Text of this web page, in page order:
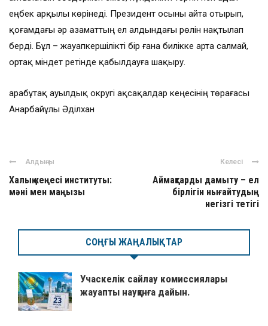
еңбек арқылы көрінеді. Президент осыны айта отырып,
қоғамдағы әр азаматтың ел алдындағы рөлін нақтылап
берді. Бұл – жауапкершілікті бір ғана билікке арта салмай,
ортақ міндет ретінде қабылдауға шақыру.
Қарабұтақ ауылдық округі ақсақалдар кеңесінің төрағасы
Анарбайұлы Әділхан
Алдыңғы
Халық кеңесі институты:
мәні мен маңызы
Келесі
Аймақтарды дамыту – ел
бірлігін нығайтудың
негізгі тетігі
СОҢҒЫ ЖАҢАЛЫҚТАР
Учаскелік сайлау комиссиялары
жауапты науқанға дайын.